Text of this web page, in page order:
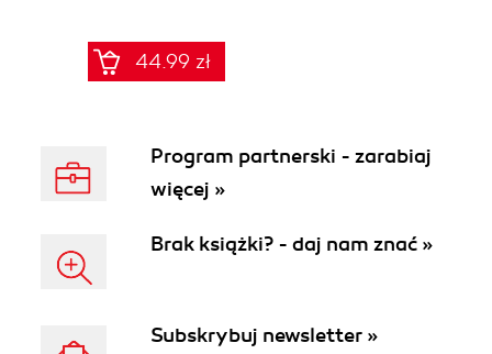
44.99 zł
Program partnerski - zarabiaj
więcej »
Brak książki? - daj nam znać »
Subskrybuj newsletter »